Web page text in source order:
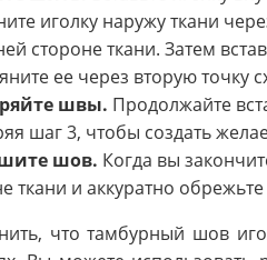
иголку наружу ткани
стороне ткани. Затем
ее через вторую точку
швы. Продолжайте
шаг 3, чтобы создать
шов. Когда вы
ткани и аккуратно
что тамбурный шов